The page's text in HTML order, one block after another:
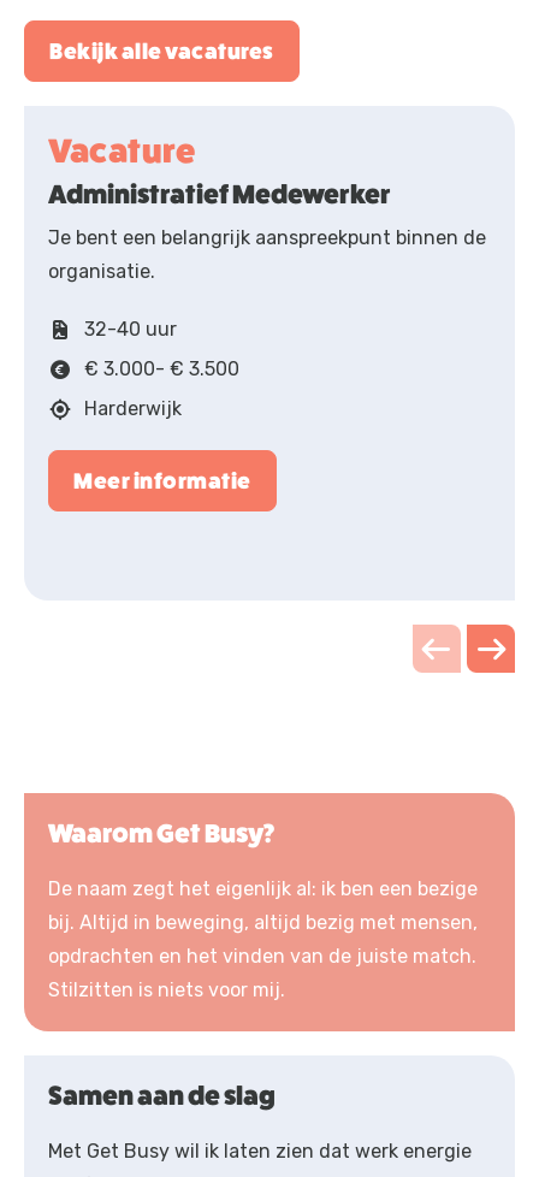
Bekijk alle vacatures
Vacature
Administratief Medewerker
Je bent een belangrijk aanspreekpunt binnen de
organisatie.
32-40 uur
€ 3.000- € 3.500
Harderwijk
Meer informatie
Waarom Get Busy?
De naam zegt het eigenlijk al: ik ben een bezige
bij. Altijd in beweging, altijd bezig met mensen,
opdrachten en het vinden van de juiste match.
Stilzitten is niets voor mij.
Samen aan de slag
Met Get Busy wil ik laten zien dat werk energie